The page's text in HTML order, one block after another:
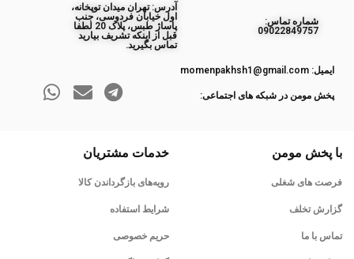
ﺷﻤﺎره ﺗﻤﺎس:
09022849757
آدرس: تهران میدان توپخانه،
اول خیابان فردوسی، جنب
پاساژ طبس، پلاک 20 لطفا
قبل از اینکه تشریف بیارید
تماس بگیرید.
ایمیل: momenpakhsh1@gmail.com
پخش مومن در شبکه های اجتماعی:
با پخش مومن
فرصت های شغلی
گزارش تخلف
تماس با ما
خدمات مشتریان
رویه‌های بازگرداندن کالا
شرایط استفاده
حریم خصوصی